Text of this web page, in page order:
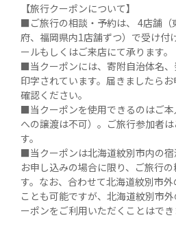
【旅行クーポンについて】
■ご旅行の相談・予約は、 4店舗（
府、福岡県内1店舗ずつ）で受け付
ールもしくはご来店にて承ります。
■当クーポンには、寄附自治体名
印字されています。届きましたら
確認ください。
■当クーポンを使用できるのはご
への譲渡は不可）。ご旅行参加者
す。
■当クーポンは北海道紋別市内の
お申し込みの場合に限り、ご旅行
す。なお、合わせて北海道紋別市
ことも可能ですが、北海道紋別市
ーポンをご利用いただくことはでき